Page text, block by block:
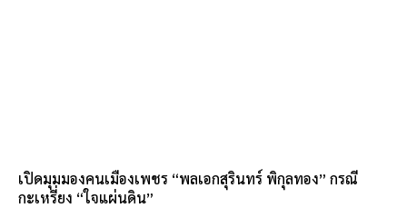
เปิดมุมมองคนเมืองเพชร “พลเอกสุรินทร์ พิกุลทอง” กรณี
กะเหรี่ยง “ใจแผ่นดิน”